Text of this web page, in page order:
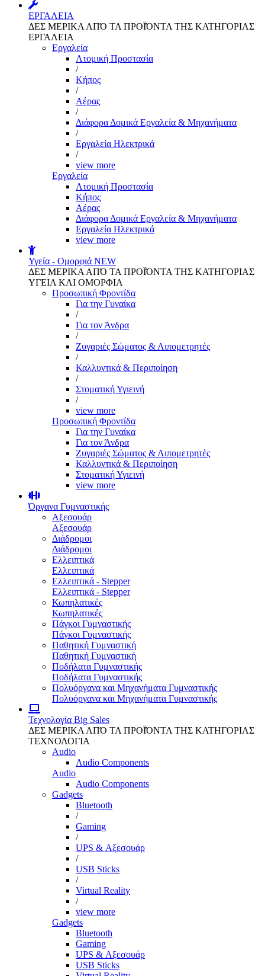
ΕΡΓΑΛΕΙΑ
ΔΕΣ ΜΕΡΙΚΑ ΑΠΌ ΤΑ ΠΡΟΪΌΝΤΑ ΤΗΣ ΚΑΤΗΓΟΡΙΑΣ
ΕΡΓΑΛΕΙΑ
Εργαλεία
Aτομική Προστασία
/
Kήπος
/
Αέρας
/
Διάφορα Δομικά Εργαλεία & Μηχανήματα
/
Εργαλεία Ηλεκτρικά
/
view more
Εργαλεία
Aτομική Προστασία
Kήπος
Αέρας
Διάφορα Δομικά Εργαλεία & Μηχανήματα
Εργαλεία Ηλεκτρικά
view more
Υγεία - Ομορφιά NEW
ΔΕΣ ΜΕΡΙΚΑ ΑΠΌ ΤΑ ΠΡΟΪΌΝΤΑ ΤΗΣ ΚΑΤΗΓΟΡΙΑΣ
ΥΓΕΙΑ ΚΑΙ ΟΜΟΡΦΙΑ
Προσωπική Φροντίδα
Για την Γυναίκα
/
Για τον Άνδρα
/
Ζυγαριές Σώματος & Λιπομετρητές
/
Καλλυντικά & Περιποίηση
/
Στοματική Υγιεινή
/
view more
Προσωπική Φροντίδα
Για την Γυναίκα
Για τον Άνδρα
Ζυγαριές Σώματος & Λιπομετρητές
Καλλυντικά & Περιποίηση
Στοματική Υγιεινή
view more
Όργανα Γυμναστικής
Αξεσουάρ
Αξεσουάρ
Διάδρομοι
Διάδρομοι
Ελλειπτικά
Ελλειπτικά
Ελλειπτικά - Stepper
Ελλειπτικά - Stepper
Κωπηλατικές
Κωπηλατικές
Πάγκοι Γυμναστικής
Πάγκοι Γυμναστικής
Παθητική Γυμναστική
Παθητική Γυμναστική
Ποδήλατα Γυμναστικής
Ποδήλατα Γυμναστικής
Πολυόργανα και Μηχανήματα Γυμναστικής
Πολυόργανα και Μηχανήματα Γυμναστικής
Τεχνολογία Big Sales
ΔΕΣ ΜΕΡΙΚΑ ΑΠΌ ΤΑ ΠΡΟΪΌΝΤΑ ΤΗΣ ΚΑΤΗΓΟΡΙΑΣ
ΤΕΧΝΟΛΟΓΙΑ
Audio
Audio Components
Audio
Audio Components
Gadgets
Bluetooth
/
Gaming
/
UPS & Αξεσουάρ
/
USB Sticks
/
Virtual Reality
/
view more
Gadgets
Bluetooth
Gaming
UPS & Αξεσουάρ
USB Sticks